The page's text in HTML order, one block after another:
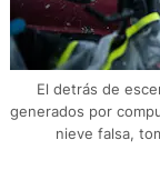
El detrás de
generados por
nieve falsa,